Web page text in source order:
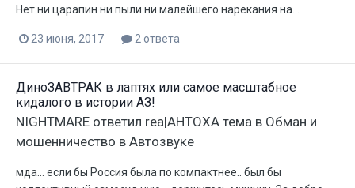
Нет ни царапин ни пыли ни малейшего нарекания на...
23 июня, 2017 2 ответа
ДиноЗАВТРАК в лаптях или самое масштабное
кидалого в истории АЗ!
NIGHTMARE ответил rea|AHTOXA тема в Обман и
мошенничество в Автозвуке
мда... если бы Россия была по компактнее.. был бы